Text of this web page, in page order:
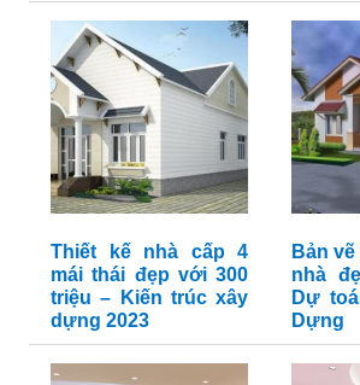
Thiết kế nhà cấp 4
mái thái đẹp với 300
triệu – Kiến trúc xây
dựng 2023
Bản
nhà
Dự
Dựng